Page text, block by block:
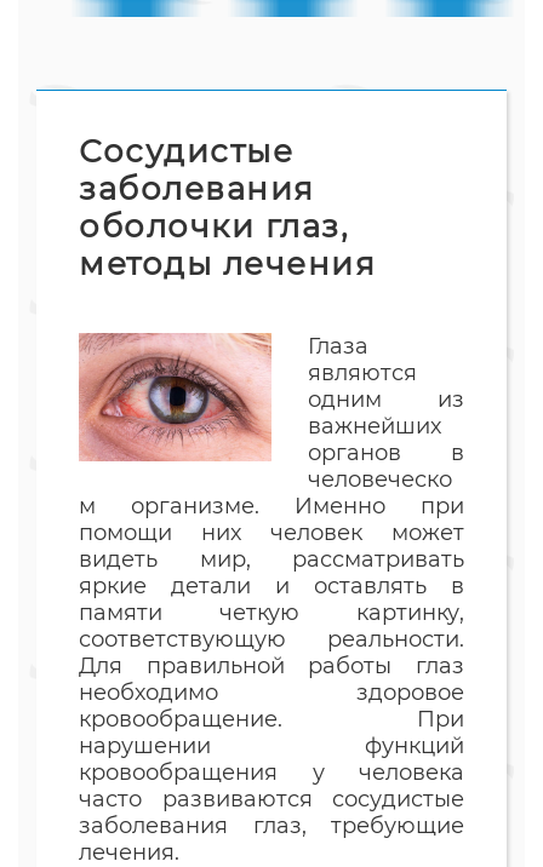
Сосудистые
заболевания
оболочки глаз,
методы лечения
Глаза
являются
одним из
важнейших
органов в
человеческо
м организме. Именно при
помощи них человек может
видеть мир, рассматривать
яркие детали и оставлять в
памяти четкую картинку,
соответствующую реальности.
Для правильной работы глаз
необходимо здоровое
кровообращение. При
нарушении функций
кровообращения у человека
часто развиваются сосудистые
заболевания глаз, требующие
лечения.